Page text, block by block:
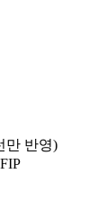
만 반영)